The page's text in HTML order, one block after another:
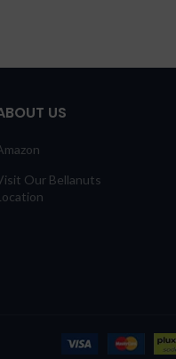
US
Our Bellanuts